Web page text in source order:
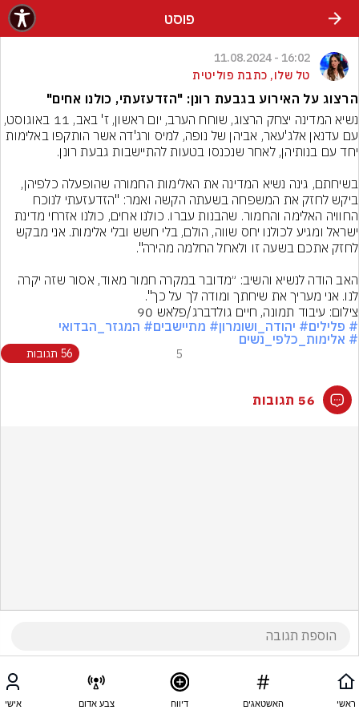
פוסט
16:02 - 11.08.2024
טל שלו, כתבת פוליטית
הרצוג על האירוע בגבעת רונן: "הזדעזעתי, כולנו אחים"
עם עדנאן אלג'עאר, אביהן של נופה, למיס ורג'דה אשר הותקפו באלימות
החוויה האלימה והחמור. שהבנות עברו. כולנו אחים, כולנו אזרחי מדינת
לנו. אני מעריך את שיחתך ומודה לך על כך".
צילום: עיבוד תמונה, חיים גולדברג/פלאש 90
# פלילים# יהודה_ושומרון# מתיישבים# המגזר_הבדואי
# אלימות_כלפי_נשים
5 56 תגובות
56 תגובות
ראשי האשטאגים דיווח צבע אדום אישי